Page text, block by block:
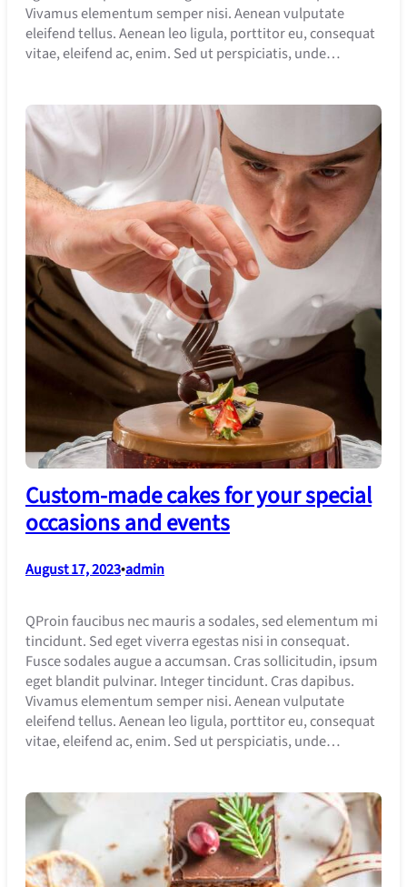
Vivamus elementum semper nisi. Aenean vulputate
eleifend tellus. Aenean leo ligula, porttitor eu, consequat
vitae, eleifend ac, enim. Sed ut perspiciatis, unde…
Custom-made cakes for your special
occasions and events
August 17, 2023•admin
QProin faucibus nec mauris a sodales, sed elementum mi
tincidunt. Sed eget viverra egestas nisi in consequat.
Fusce sodales augue a accumsan. Cras sollicitudin, ipsum
eget blandit pulvinar. Integer tincidunt. Cras dapibus.
Vivamus elementum semper nisi. Aenean vulputate
eleifend tellus. Aenean leo ligula, porttitor eu, consequat
vitae, eleifend ac, enim. Sed ut perspiciatis, unde…